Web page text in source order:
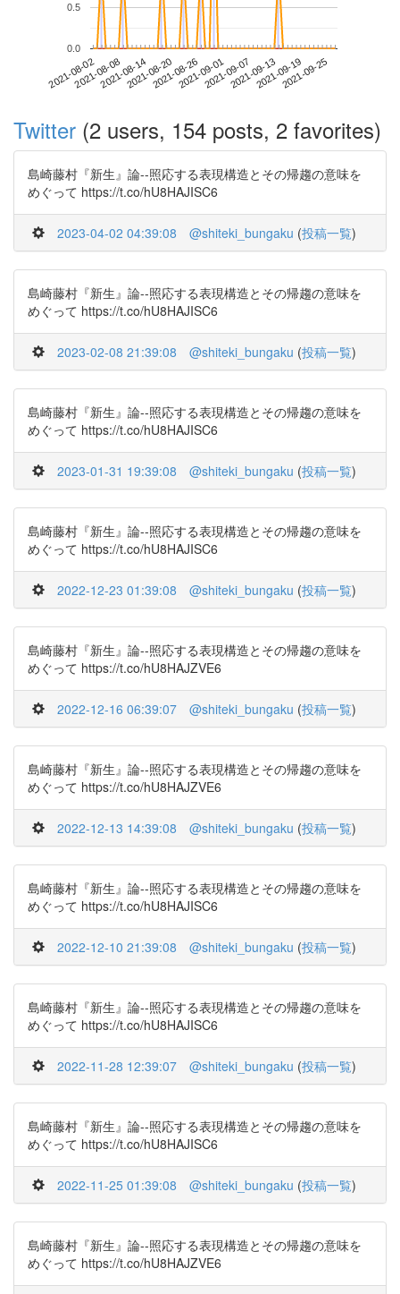
2021-08-022021-08-082021-08-142021-08-202021-08-262021-09-012021-09-072021-09-132021-09-192021-09-25
0.0
0.5
Twitter (2 users, 154 posts, 2 favorites)
島崎藤村『新生』論--照応する表現構造とその帰趨の意味を
めぐって https://t.co/hU8HAJISC6
2023-04-02 04:39:08 @shiteki_bungaku (投稿一覧)
島崎藤村『新生』論--照応する表現構造とその帰趨の意味を
めぐって https://t.co/hU8HAJISC6
2023-02-08 21:39:08 @shiteki_bungaku (投稿一覧)
島崎藤村『新生』論--照応する表現構造とその帰趨の意味を
めぐって https://t.co/hU8HAJISC6
2023-01-31 19:39:08 @shiteki_bungaku (投稿一覧)
島崎藤村『新生』論--照応する表現構造とその帰趨の意味を
めぐって https://t.co/hU8HAJISC6
2022-12-23 01:39:08 @shiteki_bungaku (投稿一覧)
島崎藤村『新生』論--照応する表現構造とその帰趨の意味を
めぐって https://t.co/hU8HAJZVE6
2022-12-16 06:39:07 @shiteki_bungaku (投稿一覧)
島崎藤村『新生』論--照応する表現構造とその帰趨の意味を
めぐって https://t.co/hU8HAJZVE6
2022-12-13 14:39:08 @shiteki_bungaku (投稿一覧)
島崎藤村『新生』論--照応する表現構造とその帰趨の意味を
めぐって https://t.co/hU8HAJISC6
2022-12-10 21:39:08 @shiteki_bungaku (投稿一覧)
島崎藤村『新生』論--照応する表現構造とその帰趨の意味を
めぐって https://t.co/hU8HAJISC6
2022-11-28 12:39:07 @shiteki_bungaku (投稿一覧)
島崎藤村『新生』論--照応する表現構造とその帰趨の意味を
めぐって https://t.co/hU8HAJISC6
2022-11-25 01:39:08 @shiteki_bungaku (投稿一覧)
島崎藤村『新生』論--照応する表現構造とその帰趨の意味を
めぐって https://t.co/hU8HAJZVE6